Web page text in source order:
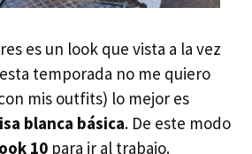
es un look que vista a la vez
temporada no me quiero
mis outfits) lo mejor es
blanca básica. De este modo
10 para ir al trabajo.